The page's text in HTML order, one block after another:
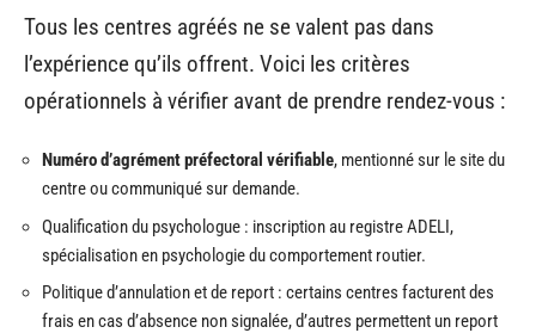
Tous les centres agréés ne se valent pas dans
l’expérience qu’ils offrent. Voici les critères
opérationnels à vérifier avant de prendre rendez-vous :
Numéro d’agrément préfectoral vérifiable, mentionné sur le site du
centre ou communiqué sur demande.
Qualification du psychologue : inscription au registre ADELI,
spécialisation en psychologie du comportement routier.
Politique d’annulation et de report : certains centres facturent des
frais en cas d’absence non signalée, d’autres permettent un report